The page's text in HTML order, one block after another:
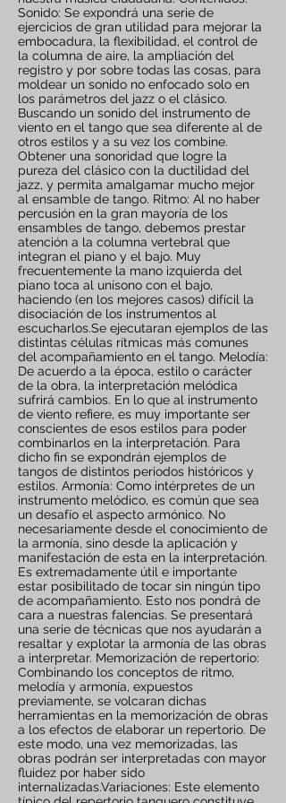
Sonido: Se expondrá una serie de
ejercicios de gran utilidad para mejorar la
embocadura, la flexibilidad, el control de
la columna de aire, la ampliación del
registro y por sobre todas las cosas, para
moldear un sonido no enfocado solo en
los parámetros del jazz o el clásico.
Buscando un sonido del instrumento de
viento en el tango que sea diferente al de
otros estilos y a su vez los combine.
Obtener una sonoridad que logre la
pureza del clásico con la ductilidad del
jazz, y permita amalgamar mucho mejor
al ensamble de tango. Ritmo: Al no haber
percusión en la gran mayoría de los
ensambles de tango, debemos prestar
atención a la columna vertebral que
integran el piano y el bajo. Muy
frecuentemente la mano izquierda del
piano toca al unísono con el bajo,
haciendo (en los mejores casos) difícil la
disociación de los instrumentos al
escucharlos.Se ejecutaran ejemplos de las
distintas células rítmicas más comunes
del acompañamiento en el tango. Melodía:
De acuerdo a la época, estilo o carácter
de la obra, la interpretación melódica
sufrirá cambios. En lo que al instrumento
de viento refiere, es muy importante ser
conscientes de esos estilos para poder
combinarlos en la interpretación. Para
dicho fin se expondrán ejemplos de
tangos de distintos periodos históricos y
estilos. Armonía: Como intérpretes de un
instrumento melódico, es común que sea
un desafío el aspecto armónico. No
necesariamente desde el conocimiento de
la armonía, sino desde la aplicación y
manifestación de esta en la interpretación.
Es extremadamente útil e importante
estar posibilitado de tocar sin ningún tipo
de acompañamiento. Esto nos pondrá de
cara a nuestras falencias. Se presentará
una serie de técnicas que nos ayudarán a
resaltar y explotar la armonía de las obras
a interpretar. Memorización de repertorio:
Combinando los conceptos de ritmo,
melodía y armonía, expuestos
previamente, se volcaran dichas
herramientas en la memorización de obras
a los efectos de elaborar un repertorio. De
este modo, una vez memorizadas, las
obras podrán ser interpretadas con mayor
fluidez por haber sido
internalizadas.Variaciones: Este elemento